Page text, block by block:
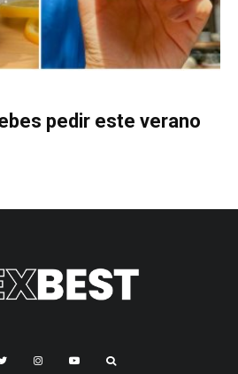
pedir este verano